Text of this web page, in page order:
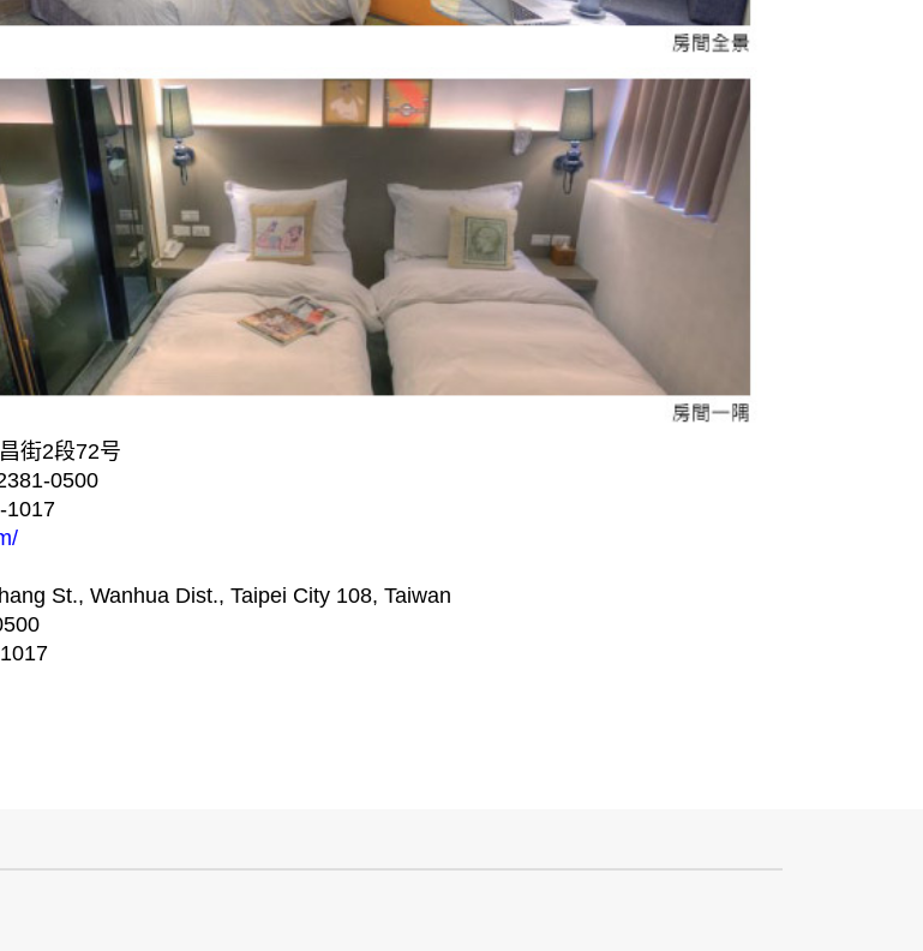
街2段72号
0500
1017
St., Wanhua Dist., Taipei City 108, Taiwan